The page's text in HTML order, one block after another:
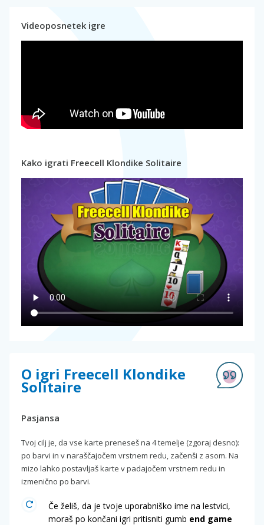
Videoposnetek igre
Kako igrati Freecell Klondike Solitaire
O igri Freecell Klondike
Solitaire
Pasjansa
Tvoj cilj je, da vse karte preneseš na 4 temelje (zgoraj desno):
po barvi in v naraščajočem vrstnem redu, začenši z asom. Na
mizo lahko postavljaš karte v padajočem vrstnem redu in
izmenično po barvi.
Če želiš, da je tvoje uporabniško ime na lestvici,
moraš po končani igri pritisniti gumb end game